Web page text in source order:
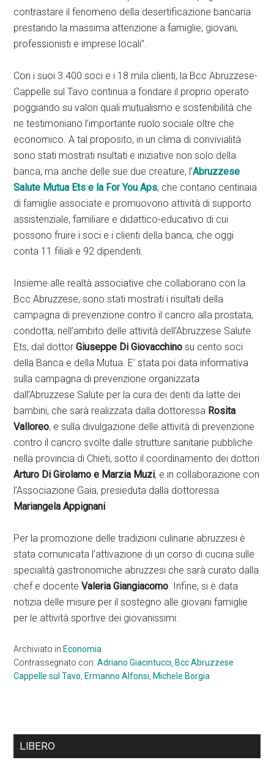
contrastare il fenomeno della desertificazione bancaria
prestando la massima attenzione a famiglie, giovani,
professionisti e imprese locali”.
Con i suoi 3.400 soci e i 18 mila clienti, la Bcc Abruzzese-
Cappelle sul Tavo continua a fondare il proprio operato
poggiando su valori quali mutualismo e sostenibilità che
ne testimoniano l’importante ruolo sociale oltre che
economico. A tal proposito, in un clima di convivialità
sono stati mostrati risultati e iniziative non solo della
banca, ma anche delle sue due creature, l’Abruzzese
Salute Mutua Ets e la For You Aps, che contano centinaia
di famiglie associate e promuovono attività di supporto
assistenziale, familiare e didattico-educativo di cui
possono fruire i soci e i clienti della banca, che oggi
conta 11 filiali e 92 dipendenti.
Insieme alle realtà associative che collaborano con la
Bcc Abruzzese, sono stati mostrati i risultati della
campagna di prevenzione contro il cancro alla prostata,
condotta, nell’ambito delle attività dell’Abruzzese Salute
Ets, dal dottorGiuseppe Di Giovacchinosu cento soci
della Banca e della Mutua. E’ stata poi data informativa
sulla campagna di prevenzione organizzata
dall’Abruzzese Salute per la cura dei denti da latte dei
bambini, che sarà realizzata dalla dottoressa Rosita
Valloreo, e sulla divulgazione delle attività di prevenzione
contro il cancro svolte dalle strutture sanitarie pubbliche
nella provincia di Chieti, sotto il coordinamento dei dottori
Arturo Di Girolamo e Marzia Muzi, e in collaborazione con
l’Associazione Gaia, presieduta dalla dottoressa
Mariangela Appignani.
Per la promozione delle tradizioni culinarie abruzzesi è
stata comunicata l’attivazione di un corso di cucina sulle
specialità gastronomiche abruzzesi che sarà curato dalla
chef e docenteValeria Giangiacomo. Infine, si è data
notizia delle misure per il sostegno alle giovani famiglie
per le attività sportive dei giovanissimi.
Archiviato in:Economia
Contrassegnato con:Adriano Giacintucci Bcc Abruzzese
Cappelle sul Tavo Ermanno Alfonsi Michele Borgia
Barra
LIBERO